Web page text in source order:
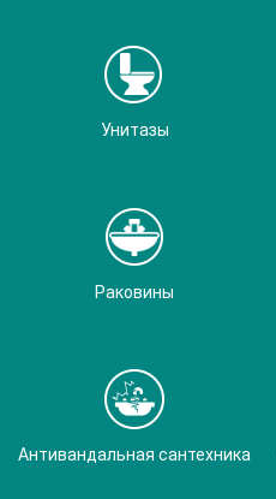
Унитазы
Раковины
Антивандальная сантехника